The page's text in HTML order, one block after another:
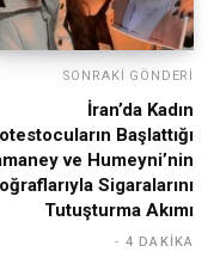
SONRAKI GÖNDERI
İran’da Kadın
Başlattığı
ve Humeyni’nin
Sigaralarını
Tutuşturma Akımı
4 DAKIKA